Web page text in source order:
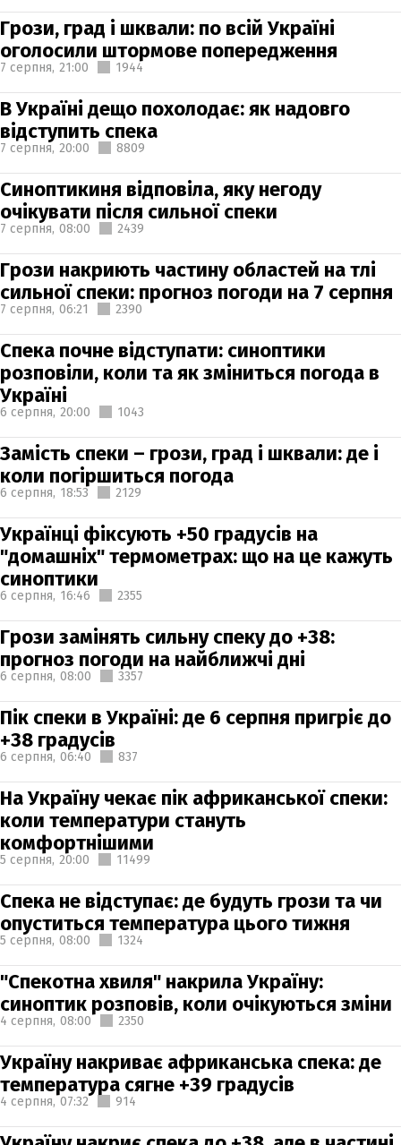
Грози, град і шквали: по всій Україні
оголосили штормове попередження
7 серпня, 21:00 1944
В Україні дещо похолодає: як надовго
відступить спека
7 серпня, 20:00 8809
Синоптикиня відповіла, яку негоду
очікувати після сильної спеки
7 серпня, 08:00 2439
Грози накриють частину областей на тлі
сильної спеки: прогноз погоди на 7 серпня
7 серпня, 06:21 2390
Спека почне відступати: синоптики
розповіли, коли та як зміниться погода в
Україні
6 серпня, 20:00 1043
Замість спеки – грози, град і шквали: де і
коли погіршиться погода
6 серпня, 18:53 2129
Українці фіксують +50 градусів на
"домашніх" термометрах: що на це кажуть
синоптики
6 серпня, 16:46 2355
Грози замінять сильну спеку до +38:
прогноз погоди на найближчі дні
6 серпня, 08:00 3357
Пік спеки в Україні: де 6 серпня пригріє до
+38 градусів
6 серпня, 06:40 837
На Україну чекає пік африканської спеки:
коли температури стануть
комфортнішими
5 серпня, 20:00 11499
Спека не відступає: де будуть грози та чи
опуститься температура цього тижня
5 серпня, 08:00 1324
"Спекотна хвиля" накрила Україну:
синоптик розповів, коли очікуються зміни
4 серпня, 08:00 2350
Україну накриває африканська спека: де
температура сягне +39 градусів
4 серпня, 07:32 914